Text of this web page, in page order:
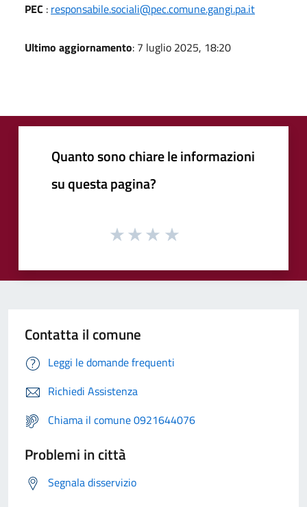
PEC : responsabile.sociali@pec.comune.gangi.pa.it
Ultimo aggiornamento: 7 luglio 2025, 18:20
Quanto sono chiare le informazioni
su questa pagina?
Contatta il comune
Leggi le domande frequenti
Richiedi Assistenza
Chiama il comune 0921644076
Problemi in città
Segnala disservizio